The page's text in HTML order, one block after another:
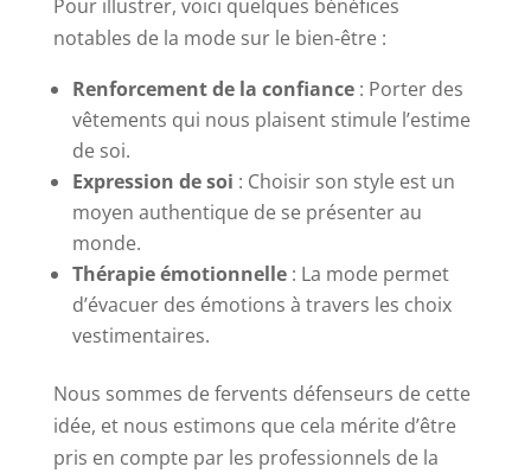
Pour illustrer, voici quelques bénéfices
notables de la mode sur le bien-être :
Renforcement de la confiance: Porter des
vêtements qui nous plaisent stimule l’estime
de soi.
Expression de soi : Choisir son style est un
moyen authentique de se présenter au
monde.
Thérapie émotionnelle: La mode permet
d’évacuer des émotions à travers les choix
vestimentaires.
Nous sommes de fervents défenseurs de cette
idée, et nous estimons que cela mérite d’être
pris en compte par les professionnels de la